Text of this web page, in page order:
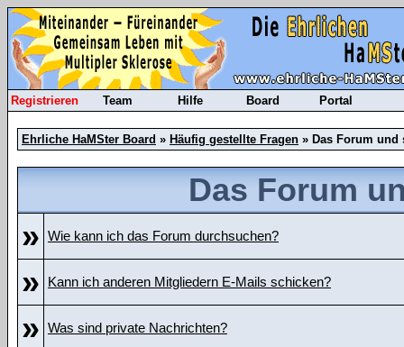
Registrieren Team Hilfe Board Portal
Ehrliche HaMSter Board » Häufig gestellte Fragen » Das Forum und
Das Forum
» Wie kann ich das Forum durchsuchen?
» Kann ich anderen Mitgliedern E-Mails schicken?
» Was sind private Nachrichten?